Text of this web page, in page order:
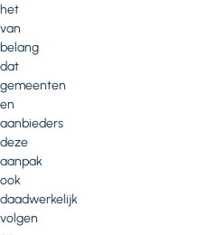
het
van
belang
dat
gemeenten
en
aanbieders
deze
aanpak
ook
daadwerkelijk
volgen